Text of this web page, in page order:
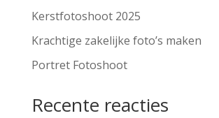
Kerstfotoshoot 2025
Krachtige zakelijke foto’s maken
Portret Fotoshoot
Recente reacties